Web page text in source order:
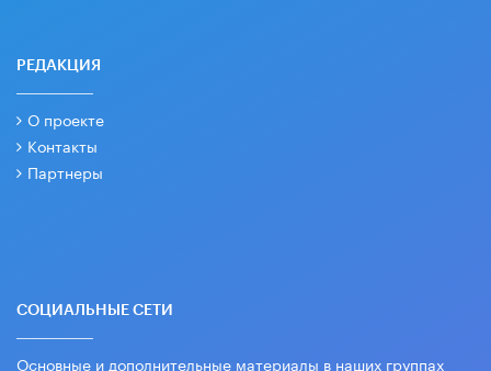
РЕДАКЦИЯ
О проекте
Контакты
Партнеры
СОЦИАЛЬНЫЕ СЕТИ
Основные и дополнительные материалы в наших группах